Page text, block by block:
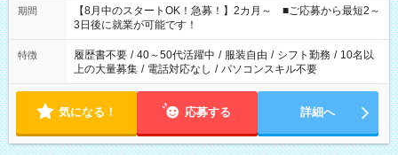
「できれば残業はしたくない」 など、ご希望を教えてください
ね。 ※Wワーク希望の方へ 今ご覧のお仕事で希望する勤務時間
と、もう1つのお仕事の勤務時間。 合計で週40時間を超える場
合は応募できません。
期間
【8月中のスタートOK！急募！】2カ月～ ■ご応募から最短2～
3日後に就業が可能です！
特徴 履歴書不要 / 40～50代活躍中 / 服装自由 / シフト勤務 / 10名以
上の大量募集 / 電話対応なし / パソコンスキル不要
気になる！ 応募する 詳細へ